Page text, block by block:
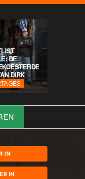
DE
DIRK
IN
IN